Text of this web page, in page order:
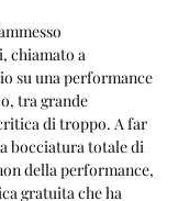
chiamato a
su una performance
tra grande
di troppo. A far
bocciatura totale di
della performance,
gratuita che ha